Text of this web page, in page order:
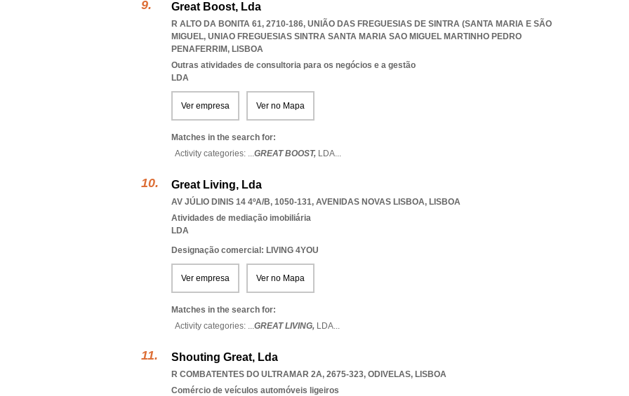
Great Boost, Lda
R ALTO DA BONITA 61, 2710-186, UNIÃO DAS FREGUESIAS DE SINTRA (SANTA MARIA E SÃO
MIGUEL, UNIAO FREGUESIAS SINTRA SANTA MARIA SAO MIGUEL MARTINHO PEDRO
PENAFERRIM, LISBOA
Outras atividades de consultoria para os negócios e a gestão
LDA
Ver empresa Ver no Mapa
Matches in the search for:
Activity categories: ...GREAT BOOST, LDA...
Great Living, Lda
AV JÚLIO DINIS 14 4ºA/B, 1050-131, AVENIDAS NOVAS LISBOA, LISBOA
Atividades de mediação imobiliária
LDA
Designação comercial: LIVING 4YOU
Ver empresa Ver no Mapa
Matches in the search for:
Activity categories: ...GREAT LIVING, LDA...
Shouting Great, Lda
R COMBATENTES DO ULTRAMAR 2A, 2675-323, ODIVELAS, LISBOA
Comércio de veículos automóveis ligeiros